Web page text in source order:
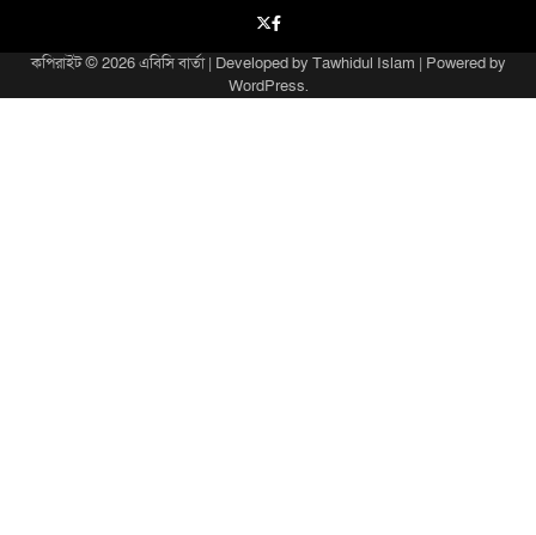
Xfacebook
কপিরাইট © 2026এবিসি বার্তা| Developed by Tawhidul Islam | Powered by
WordPress.